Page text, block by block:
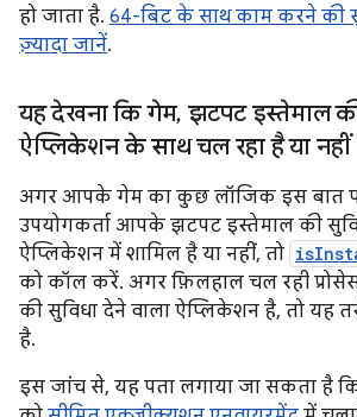
हो जाता है. 64-बिट के साथ काम करने की
ज़्यादा जानें.
यह देखना कि गेम, झटपट इस्तेमाल
ऐप्लिकेशन के साथ चल रहा है या नहीं
अगर आपके गेम का कुछ लॉजिक इस बात पर
उपयोगकर्ता आपके झटपट इस्तेमाल की
ऐप्लिकेशन में शामिल है या नहीं, तो
को कॉल करें. अगर फ़िलहाल चल रही
की सुविधा देने वाला ऐप्लिकेशन है, तो यह
है.
इस जांच से, यह पता लगाया जा सकता है